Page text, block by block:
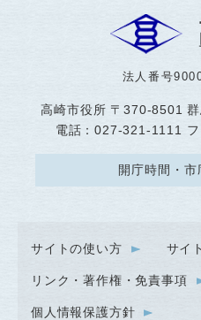
法人番号
高崎市役所 〒370-8501 群
電話：027-321-1111
開庁時間・
サイトの使い方 サイ
リンク・著作権・免責事項
個人情報保護方針